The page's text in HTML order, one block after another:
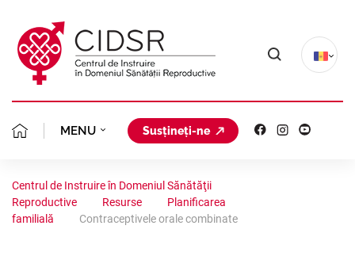
MENU
CLINICA GINECOLOGICĂ PLANIFICAREA
Susțineți-ne
Centrul de Instruire în Domeniul Sănătăţii
Reproductive
Resurse
Planificarea
familială
Contraceptivele orale combinate